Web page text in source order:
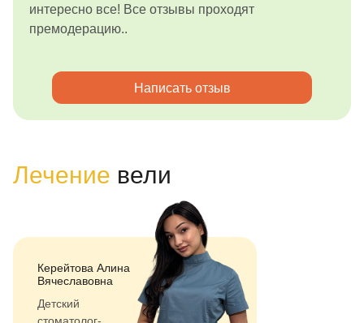
интересно все! Все отзывы проходят
премодерацию..
Написать отзыв
Лечение вели
Керейтова Алина
Вячеславовна
Детский